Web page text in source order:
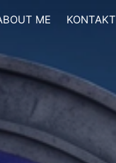
ME KONTAKT